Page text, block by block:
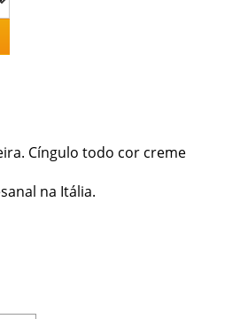
Cíngulo todo cor creme
na Itália.